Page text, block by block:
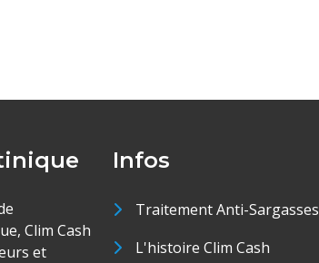
Clim Cash
et
Infos
Traitement Anti-Sargasses
L'histoire Clim Cash